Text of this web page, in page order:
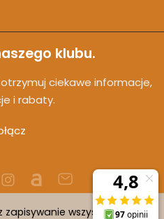
klubu.
ciekawe informacje,
i rabaty.
zapisywanie wszystkich